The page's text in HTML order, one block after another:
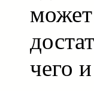
чего